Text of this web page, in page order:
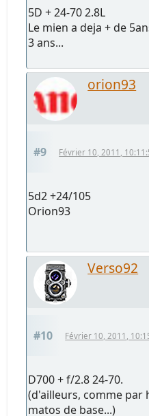
5D + 24-70 2.8L
Le mien a deja + de
3 ans...
orion93
#9 Février 10, 2011,
5d2 +24/105
Orion93
Verso92
#10 Février 10, 2011,
D700 + f/2.8 24-70.
(d'ailleurs, comme par
matos de base...)